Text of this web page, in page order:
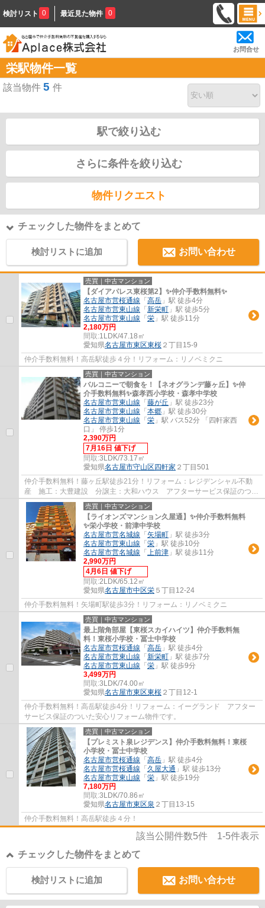
検討リスト 0 最近見た物件 0
お問合せ
栄駅物件一覧
該当物件 5 件
駅で絞り込む
さらに条件を絞り込む
物件リクエスト
チェックした物件をまとめて
検討リストに追加 お問い合わせ
売買｜中古マンション
【ダイアパレス東桜第2】✨️仲介手数料無料✨️
名古屋市営桜通線 「 高岳 」駅 徒歩4分
名古屋市営東山線 「 新栄町 」駅 徒歩5分
名古屋市営東山線 「 栄 」駅 徒歩11分
2,180万円
間取:1LDK/47.18㎡
愛知県名古屋市東区東桜 ２丁目15-9
仲介手数料無料！高岳駅徒歩４分！リフォーム：リノベミクニ
売買｜中古マンション
バルコニーで朝食を！【ネオグランデ藤ヶ丘】✨️仲
介手数料無料✨️森孝西小学校・森孝中学校
名古屋市営東山線 「 藤が丘 」駅 徒歩23分
名古屋市営東山線 「 本郷 」駅 徒歩30分
名古屋市営東山線 「 栄 」駅 バス52分 「四軒家西
口」 停歩1分
2,390万円
7月16日 値下げ
間取:3LDK/73.17㎡
愛知県名古屋市守山区 四軒家 ２丁目501
仲介手数料無料！藤ヶ丘駅徒歩21分！リフォーム：レジデンシャル不動
産 施工：大豊建設 分譲主：大和ハウス アフターサービス保証のつい
た安心リフォーム物件です。
売買｜中古マンション
【ライオンズマンション久屋通】✨️仲介手数料無料
✨️栄小学校・前津中学校
名古屋市営名城線 「 矢場町 」駅 徒歩3分
名古屋市営東山線 「 栄 」駅 徒歩10分
名古屋市営名城線 「 上前津 」駅 徒歩11分
2,990万円
4月6日 値下げ
間取:2LDK/65.12㎡
愛知県名古屋市中区栄 ５丁目12-24
仲介手数料無料！矢場町駅徒歩3分！リフォーム：リノベミクニ
売買｜中古マンション
最上階角部屋【東桜スカイハイツ】仲介手数料無
料！東桜小学校・冨士中学校
名古屋市営桜通線 「 高岳 」駅 徒歩4分
名古屋市営東山線 「 新栄町 」駅 徒歩7分
名古屋市営東山線 「 栄 」駅 徒歩9分
3,499万円
間取:3LDK/74.00㎡
愛知県名古屋市東区東桜 ２丁目12-1
仲介手数料無料！高岳駅徒歩4分！リフォーム：イーグランド アフター
サービス保証のついた安心リフォーム物件です。
売買｜中古マンション
【プレミスト泉レジデンス】仲介手数料無料！東桜
小学校・冨士中学校
名古屋市営桜通線 「 高岳 」駅 徒歩4分
名古屋市営桜通線 「 久屋大通 」駅 徒歩13分
名古屋市営東山線 「 栄 」駅 徒歩19分
7,180万円
間取:3LDK/70.86㎡
愛知県名古屋市東区泉 ２丁目13-15
仲介手数料無料！高岳駅徒歩４分！
該当公開件数5件 1-5件表示
チェックした物件をまとめて
お問い合わせ
検討リストに追加